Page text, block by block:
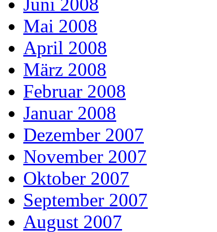
Juni 2008
Mai 2008
April 2008
März 2008
Februar 2008
Januar 2008
Dezember 2007
November 2007
Oktober 2007
September 2007
August 2007